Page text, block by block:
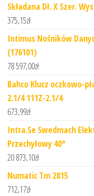
Składana Dł. X Szer.
375,15zł
Intimus Nośników
(176101)
78 597,00zł
Bahco Klucz oczkowo-
2.1/4 111Z-2.1/4
673,99zł
Intra.Se Swedmach
Przechyłowy 40°
20 873,10zł
Numatic Tm 2815
712,17zł